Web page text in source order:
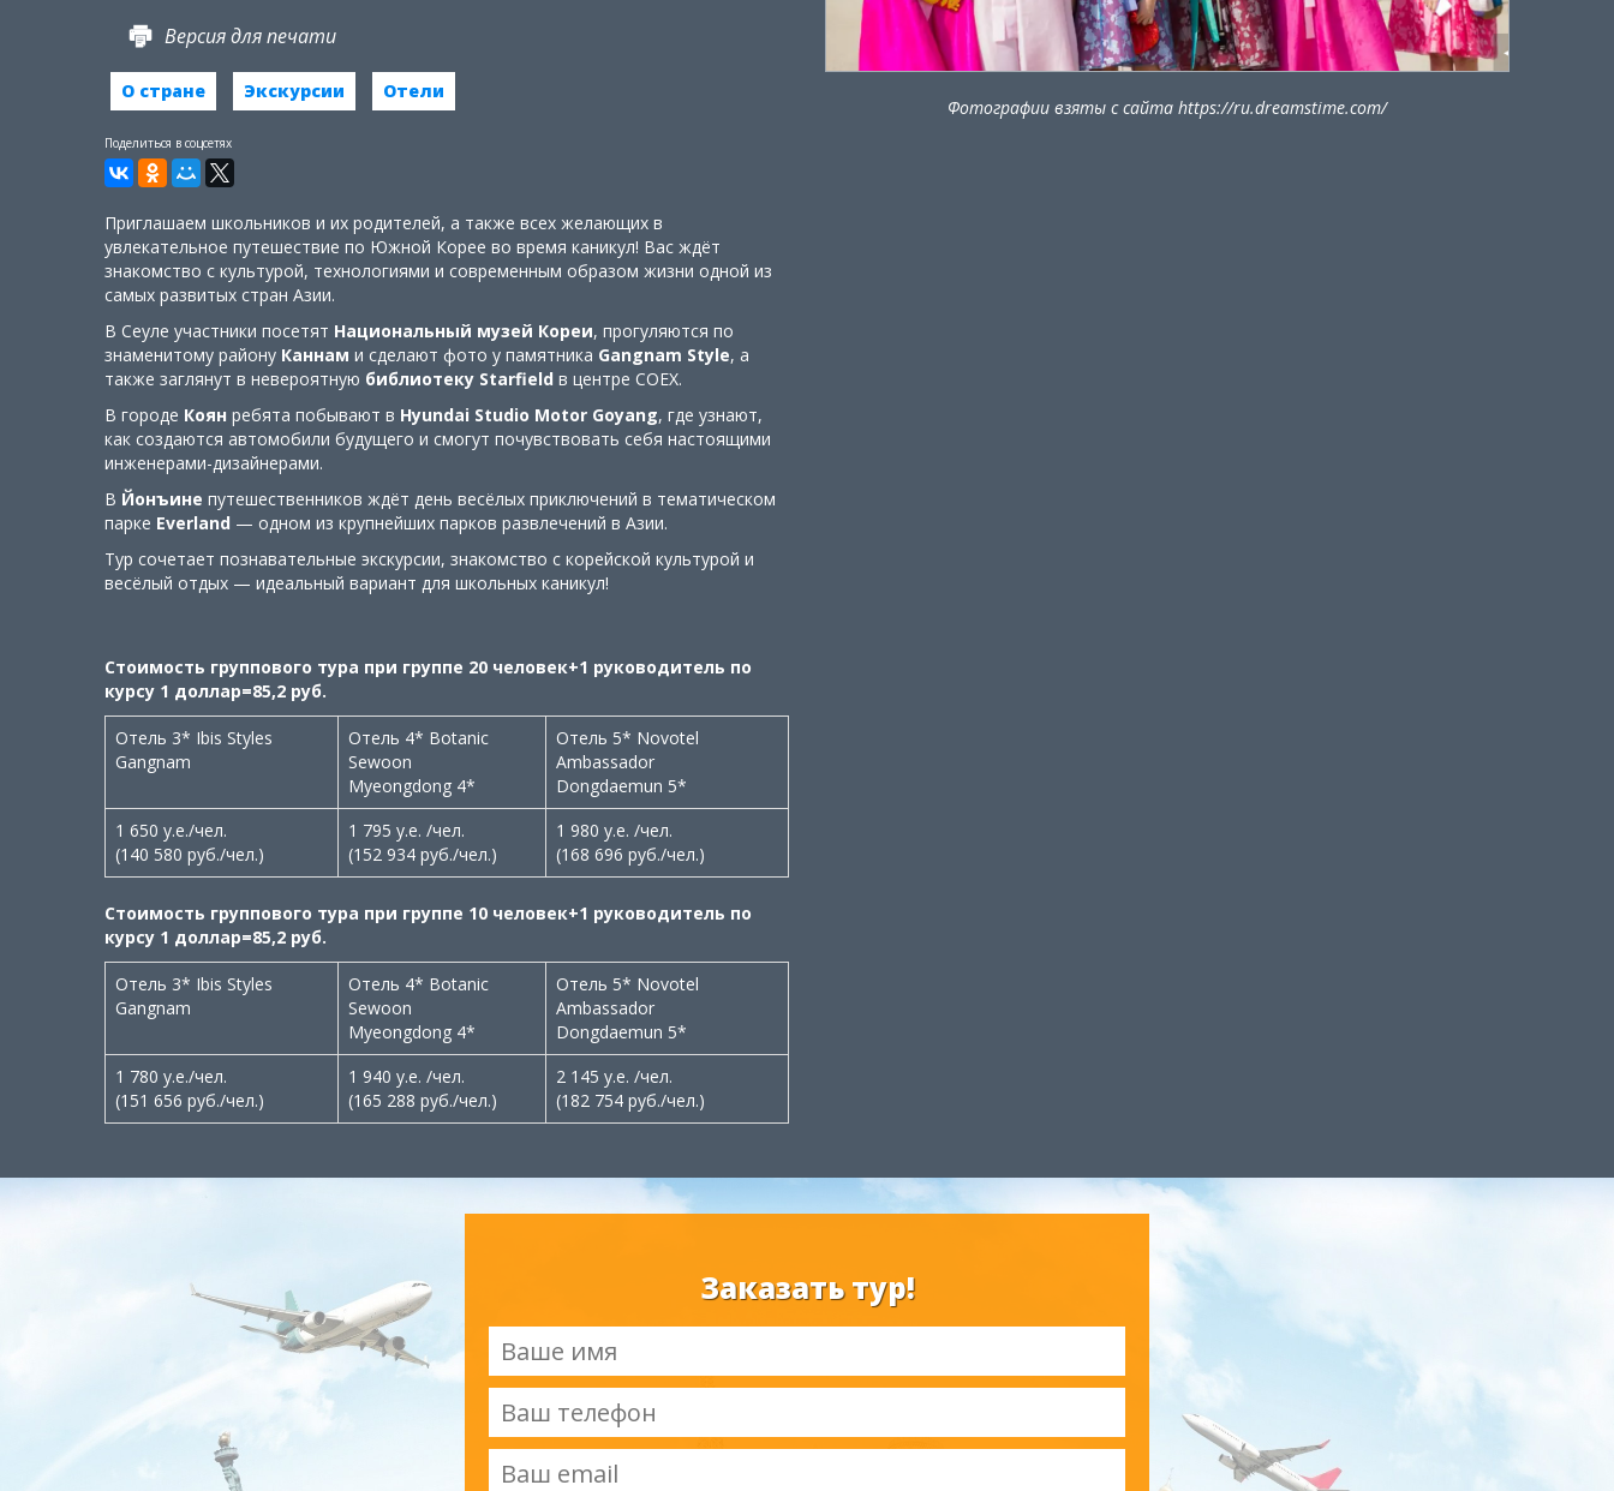
Версия для печати
О стране Экскурсии Отели
Поделиться в соцсетях
Приглашаем школьников и их родителей, а также всех желающих в
увлекательное путешествие по Южной Корее во время каникул! Вас ждёт
знакомство с культурой, технологиями и современным образом жизни одной из
самых развитых стран Азии.
В Сеуле участники посетят Национальный музей Кореи, прогуляются по
знаменитому району Каннам и сделают фото у памятника Gangnam Style, а
также заглянут в невероятную библиотеку Starfield в центре COEX.
В городе Коян ребята побывают в Hyundai Studio Motor Goyang, где узнают,
как создаются автомобили будущего и смогут почувствовать себя настоящими
инженерами-дизайнерами.
В Йонъине путешественников ждёт день весёлых приключений в тематическом
парке Everland — одном из крупнейших парков развлечений в Азии.
Тур сочетает познавательные экскурсии, знакомство с корейской культурой и
весёлый отдых — идеальный вариант для школьных каникул!
Стоимость группового тура при группе 20 человек+1 руководитель по
курсу 1 доллар=85,2 руб.
Отель 3* Ibis Styles
Gangnam
Отель 4* Botanic
Sewoon
Myeongdong 4*
Отель 5* Novotel
Ambassador
Dongdaemun 5*
1 650 у.е./чел.
(140 580 руб./чел.)
1 795 у.е. /чел.
(152 934 руб./чел.)
1 980 у.е. /чел.
(168 696 руб./чел.)
Стоимость группового тура при группе 10 человек+1 руководитель по
курсу 1 доллар=85,2 руб.
Отель 3* Ibis Styles
Gangnam
Отель 4* Botanic
Sewoon
Myeongdong 4*
Отель 5* Novotel
Ambassador
Dongdaemun 5*
1 780 у.е./чел.
(151 656 руб./чел.)
1 940 у.е. /чел.
(165 288 руб./чел.)
2 145 у.е. /чел.
(182 754 руб./чел.)
Фотографии взяты с сайта https://ru.dreamstime.com/
Заказать тур!